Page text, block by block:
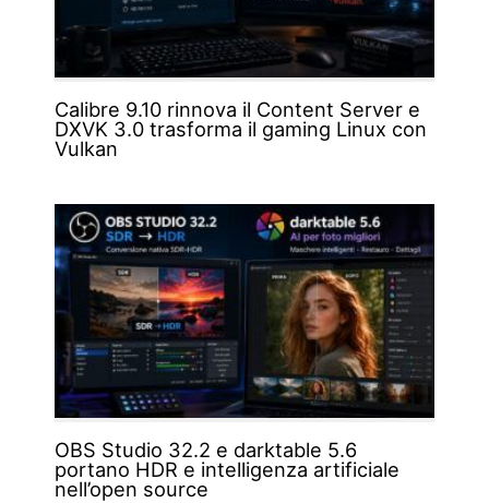
Calibre 9.10 rinnova il Content Server e
DXVK 3.0 trasforma il gaming Linux con
Vulkan
OBS Studio 32.2 e darktable 5.6
portano HDR e intelligenza artificiale
nell’open source